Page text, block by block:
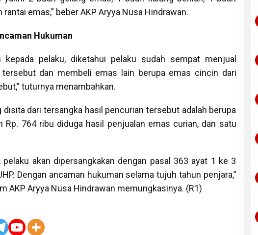
rantai emas,” beber AKP Aryya Nusa Hindrawan.
Hukuman
kepada pelaku, diketahui pelaku sudah sempat menjual
tersebut dan membeli emas lain berupa emas cincin dari
tuturnya menambahkan.
disita dari tersangka hasil pencurian tersebut adalah berupa
Rp. 764 ribu diduga hasil penjualan emas curian, dan satu
pelaku akan dipersangkakan dengan pasal 363 ayat 1 ke 3
Dengan ancaman hukuman selama tujuh tahun penjara,”
AKP Aryya Nusa Hindrawan memungkasinya. (R1)